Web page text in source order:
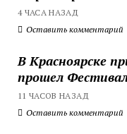
4 ЧАСА НАЗАД
Оставить комментарий
В Красноярске
прошел
11 ЧАСОВ НАЗАД
Оставить комментарий